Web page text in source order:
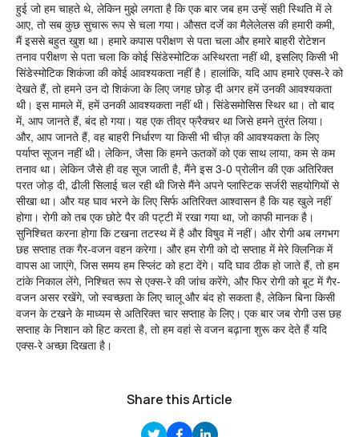
हुई जो हम चाहते थे, लेकिन मुझे लगता है कि एक बार जब हम उन्हें सही स्थिति में ले
आए, तो सब कुछ सुचारू रूप से चला गया। औसत दर्जे का मैलेलेलस की हमारी कमी,
मैं इससे बहुत खुश था। हमारे कपास परीक्षण से पता चला और हमारे बाहरी रोटेशन
तनाव परीक्षण से पता चला कि कोई सिंडेस्मोटिक अस्थिरता नहीं थी, इसलिए किसी भी
सिंडेस्मोटिक शिकंजा की कोई आवश्यकता नहीं है। हालांकि, यदि आप हमारे एक्स-रे को
देखते हैं, तो हमने उन दो शिकंजा के लिए जगह छोड़ दी अगर हमें उनकी आवश्यकता
थी। इस मामले में, हमें उनकी आवश्यकता नहीं थी। सिंडेसमोसिस स्थिर था। तो बाद
में, आप जानते हैं, बंद हो गया। यह एक तीव्र फ्रैक्चर था जिसे हमने तुरंत लिया।
और, आप जानते हैं, वह बाहरी निर्धारण या किसी भी चीज़ की आवश्यकता के लिए
पर्याप्त सूजन नहीं थी। लेकिन, जैसा कि हमने ऊतकों को एक साथ लाया, कम से कम
तनाव था। लेकिन जैसे ही वह सूज जाती है, मैंने इस 3-0 प्रोलीन की एक अतिरिक्त
परत जोड़ दी, ढीली सिलाई चल रही थी जिसे मैंने अपने प्लास्टिक सर्जरी सहयोगियों से
सीखा था। और यह घाव भरने के लिए सिर्फ अतिरिक्त आश्वासन है कि यह खुले नहीं
होगा। रोगी को तब एक छोटे पैर की पट्टी में रखा गया था, जो काफी मानक है।
सुनिश्चित करना होगा कि टखना तटस्थ में है और विषुव में नहीं। और रोगी अब लगभग
छह सप्ताह तक गैर-वजन वहन करेगा। और हम रोगी को दो सप्ताह में मेरे क्लिनिक में
वापस आ जाएंगे, जिस समय हम स्प्लिंट को हटा देंगे। यदि घाव ठीक हो जाते हैं, तो हम
टांके निकाल लेंगे, निश्चित रूप से एक्स-रे की जांच करेंगे, और फिर रोगी को बूट में गैर-
वजन असर रखेंगे, जो स्वच्छता के लिए चालू और बंद हो सकता है, लेकिन बिना किसी
वजन के टखने के माध्यम से अतिरिक्त चार सप्ताह के लिए। एक बार जब रोगी उस छह
सप्ताह के निशान को हिट करता है, तो हम वहां से वजन बढ़ाना शुरू कर देते हैं यदि
एक्स-रे अच्छा दिखता है।
Share this Article